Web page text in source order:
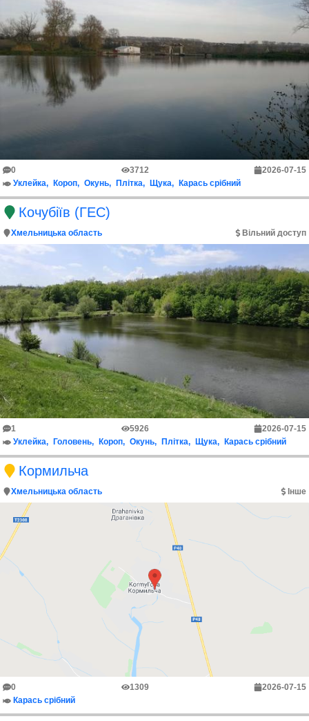
0 3712
2026-07-15
Уклейка
Короп Окунь Плітка Щука Карась срібний
Кочубіїв (ГЕС)
Хмельницька область Вільний доступ
1 5926
2026-07-15
Уклейка
Головень Короп Окунь Плітка Щука Карась срібний
Кормильча
Хмельницька область Інше
0 1309
2026-07-15
Карась срібний